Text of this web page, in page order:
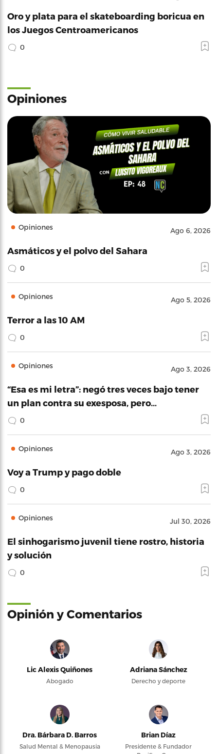
Oro y plata para el skateboarding boricua en
los Juegos Centroamericanos
0
Opiniones
Opiniones Ago 6, 2026
Asmáticos y el polvo del Sahara
0
Opiniones Ago 5, 2026
Terror a las 10 AM
0
Opiniones Ago 3, 2026
“Esa es mi letra”: negó tres veces bajo tener
un plan contra su exesposa, pero…
0
Opiniones Ago 3, 2026
Voy a Trump y pago doble
0
Opiniones Jul 30, 2026
El sinhogarismo juvenil tiene rostro, historia
y solución
0
Opinión y Comentarios
Lic Alexis Quiñones
Abogado
Adriana Sánchez
Derecho y deporte
Dra. Bárbara D. Barros
Salud Mental & Menopausia
Brian Díaz
Presidente & Fundador